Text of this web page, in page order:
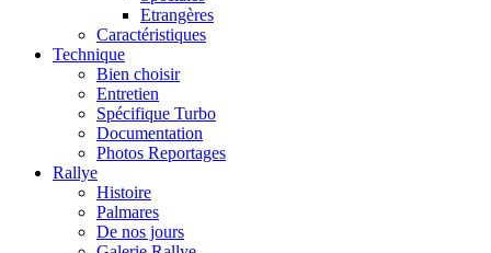
Etrangères
Caractéristiques
Technique
Bien choisir
Entretien
Spécifique Turbo
Documentation
Photos Reportages
Rallye
Histoire
Palmares
De nos jours